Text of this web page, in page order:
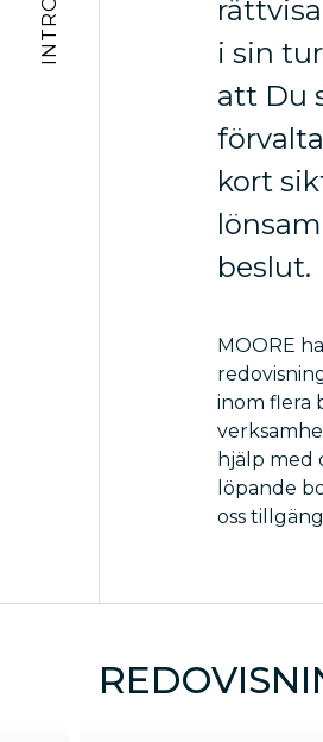
i sin
att Du
kort
beslut.
MOORE
inom flera
hjälp med
löpande
oss